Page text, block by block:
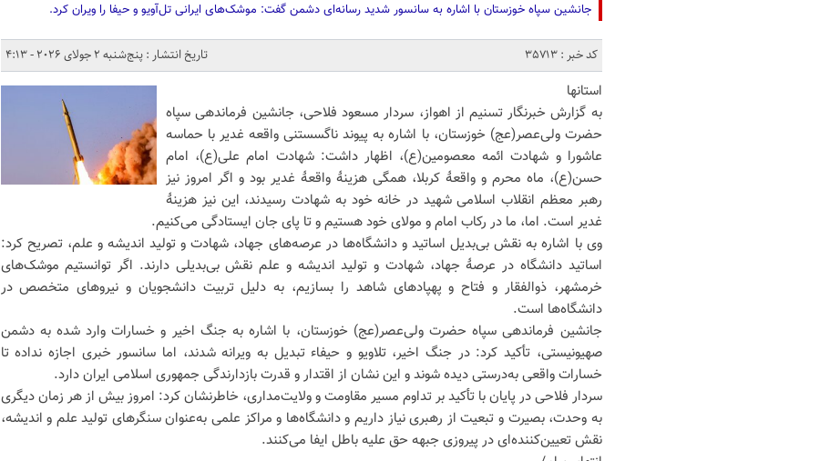
جانشین سپاه خوزستان با اشاره به سانسور شدید رسانه‌ای دشمن گفت: موشک‌های ایرانی تل‌آویو و حیفا را ویران کرد.
کد خبر : 35713
تاریخ انتشار : پنج‌شنبه 2 جولای 2026 - 4:13
استانها
به گزارش خبرنگار تسنیم از اهواز، سردار مسعود فلاحی، جانشین فرماندهی سپاه
حضرت ولی‌عصر(عج) خوزستان، با اشاره به پیوند ناگسستنی واقعه غدیر با حماسه
عاشورا و شهادت ائمه معصومین(ع)، اظهار داشت: شهادت امام علی(ع)، امام
حسن(ع)، ماه محرم و واقعۀ کربلا، همگی هزینۀ واقعۀ غدیر بود و اگر امروز نیز
رهبر معظم انقلاب اسلامی شهید در خانه خود به شهادت رسیدند، این نیز هزینۀ
غدیر است. اما، ما در رکاب امام و مولای خود هستیم و تا پای جان ایستادگی می‌کنیم.
وی با اشاره به نقش بی‌بدیل اساتید و دانشگاه‌ها در عرصه‌های جهاد، شهادت و تولید اندیشه و علم، تصریح کرد:
اساتید دانشگاه در عرصۀ جهاد، شهادت و تولید اندیشه و علم نقش بی‌بدیلی دارند. اگر توانستیم موشک‌های
خرمشهر، ذوالفقار و فتاح و پهپادهای شاهد را بسازیم، به دلیل تربیت دانشجویان و نیروهای متخصص در
دانشگاه‌ها است.
جانشین فرماندهی سپاه حضرت ولی‌عصر(عج) خوزستان، با اشاره به جنگ اخیر و خسارات وارد شده به دشمن
صهیونیستی، تأکید کرد: در جنگ اخیر، تلاویو و حیفاء تبدیل به ویرانه شدند، اما سانسور خبری اجازه نداده تا
خسارات واقعی به‌درستی دیده شوند و این نشان از اقتدار و قدرت بازدارندگی جمهوری اسلامی ایران دارد.
سردار فلاحی در پایان با تأکید بر تداوم مسیر مقاومت و ولایت‌مداری، خاطرنشان کرد: امروز بیش از هر زمان دیگری
به وحدت، بصیرت و تبعیت از رهبری نیاز داریم و دانشگاه‌ها و مراکز علمی به‌عنوان سنگرهای تولید علم و اندیشه،
نقش تعیین‌کننده‌ای در پیروزی جبهه حق علیه باطل ایفا می‌کنند.